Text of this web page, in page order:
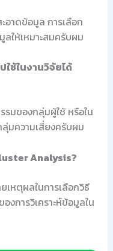
อาดข้อมูล การเลือก
ให้เหมาะสมครับผม
ช้ในงานวิจัยได้
รมของกลุ่มผู้ใช้ หรือใน
มความเสี่ยงครับผม
Analysis?
เหตุผลในการเลือกวิธี
การวิเคราะห์ข้อมูลใน